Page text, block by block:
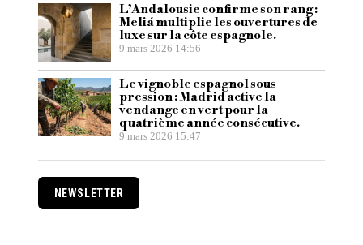
L’Andalousie confirme son rang :
Meliá multiplie les ouvertures de
luxe sur la côte espagnole.
9 mars 2026 14:56
Le vignoble espagnol sous
pression : Madrid active la
vendange en vert pour la
quatrième année consécutive.
9 mars 2026 15:47
NEWSLETTER